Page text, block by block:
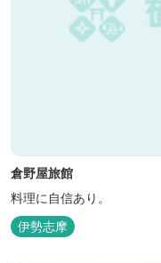
倉野屋旅館
料理に自信あり。
伊勢志摩